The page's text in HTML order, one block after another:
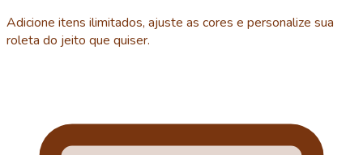
Adicione itens ilimitados, ajuste as cores e personalize sua
roleta do jeito que quiser.